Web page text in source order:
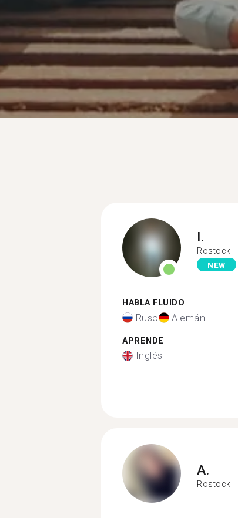
I.
Rostock
NEW
HABLA FLUIDO
Ruso Alemán
APRENDE
Inglés
A.
Rostock